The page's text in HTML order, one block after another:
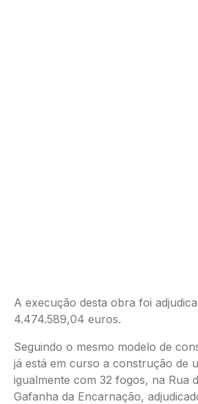
A execução desta obra foi
4.474.589,04 euros.
Seguindo o mesmo modelo de
já está em curso a construção de
igualmente com 32 fogos, na Rua
Gafanha da Encarnação,